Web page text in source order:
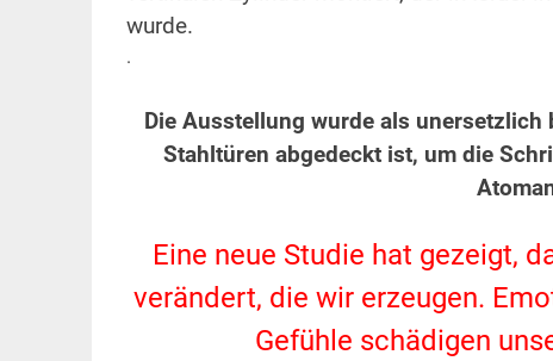
wurde.
.
Die Ausstellung wurde als
Stahltüren abgedeckt ist, um die
Eine neue Studie hat gezeigt,
verändert, die wir erzeugen.
Gefühle schädigen